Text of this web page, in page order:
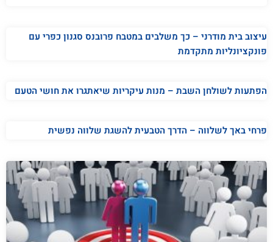
עיצוב בית מודרני – כך משלבים במטבח פרובנס סגנון כפרי עם
פונקציונליות מתקדמת
הפתעות לשולחן השבת – מנות עיקריות שיאתגרו את חושי הטעם
פרחי באך לשלווה – הדרך הטבעית להשגת שלווה נפשית